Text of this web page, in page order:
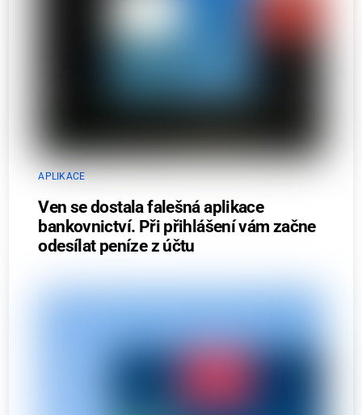
APLIKACE
Ven se dostala falešná aplikace
bankovnictví. Při přihlášení vám začne
odesílat peníze z účtu